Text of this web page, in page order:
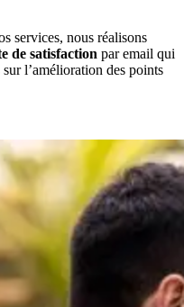
services, nous réalisons
de satisfaction par email qui
l’amélioration des points